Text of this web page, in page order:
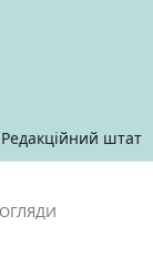
Редакційний штат